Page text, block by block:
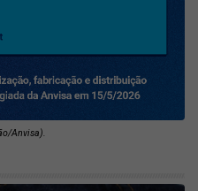
Anvisa).